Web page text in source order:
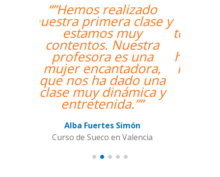
“”The course is going
well and Eugenia, my
teacher, is fantastic. My
communication skills
have improved greatly.
I'm really enjoying the
lessons!””
Miguel Eufrasio
Groupe GM